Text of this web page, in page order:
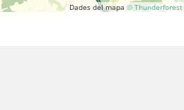
Dades del mapa © Thunderforest